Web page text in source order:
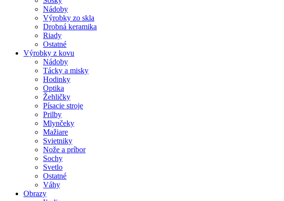
Nádoby
Výrobky zo skla
Drobná keramika
Riady
Ostatné
Výrobky z kovu
Nádoby
Tácky a misky
Hodinky
Optika
Žehličky
Písacie stroje
Prilby
Mlynčeky
Mažiare
Svietniky
Nože a príbor
Sochy
Svetlo
Ostatné
Váhy
Obrazy